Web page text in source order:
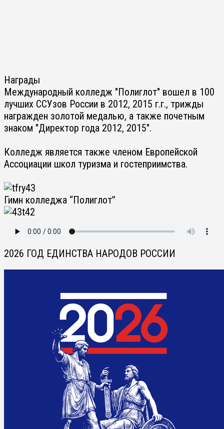
Награды
Международный колледж "Полиглот" вошел в 100
лучших ССУзов России в 2012, 2015 г.г., трижды
награжден золотой медалью, а также почетным
знаком "Директор года 2012, 2015".
Колледж является также членом Европейской
Ассоциации школ туризма и гостеприимства.
Гимн колледжа “Полиглот”
2026 ГОД ЕДИНСТВА НАРОДОВ РОССИИ